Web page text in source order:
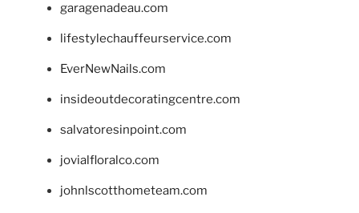
garagenadeau.com
lifestylechauffeurservice.com
EverNewNails.com
insideoutdecoratingcentre.com
salvatoresinpoint.com
jovialfloralco.com
johnlscotthometeam.com